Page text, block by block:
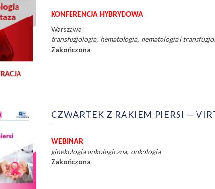
KONFERENCJA HYBRYDOWA
Warszawa
transfuzjologia hematologia hematologia i
Zakończona
CZWARTEK Z RAKIEM PIERSI —
WEBINAR
ginekologia onkologiczna onkologia
Zakończona